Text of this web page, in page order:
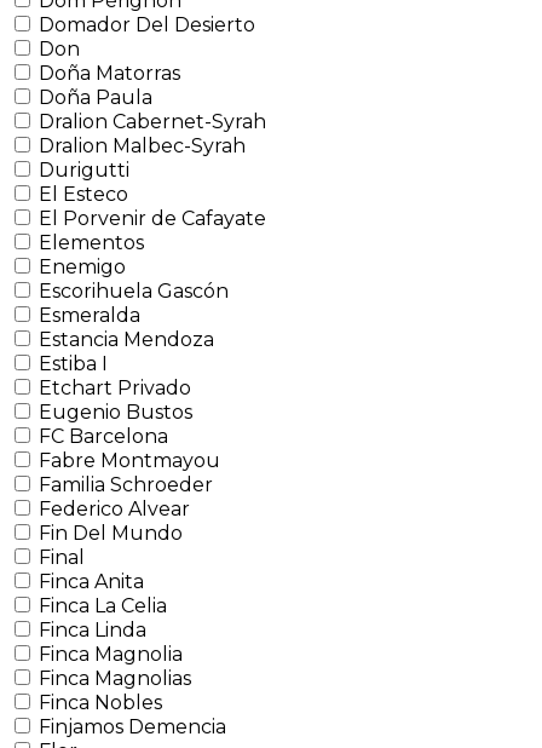
Domador Del Desierto
Don
Doña Matorras
Doña Paula
Dralion Cabernet-Syrah
Dralion Malbec-Syrah
Durigutti
El Esteco
El Porvenir de Cafayate
Elementos
Enemigo
Escorihuela Gascón
Esmeralda
Estancia Mendoza
Estiba I
Etchart Privado
Eugenio Bustos
FC Barcelona
Fabre Montmayou
Familia Schroeder
Federico Alvear
Fin Del Mundo
Final
Finca Anita
Finca La Celia
Finca Linda
Finca Magnolia
Finca Magnolias
Finca Nobles
Finjamos Demencia